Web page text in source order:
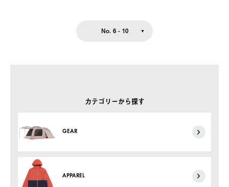
カテゴリーから探す
GEAR
APPAREL
No. 6 - 10